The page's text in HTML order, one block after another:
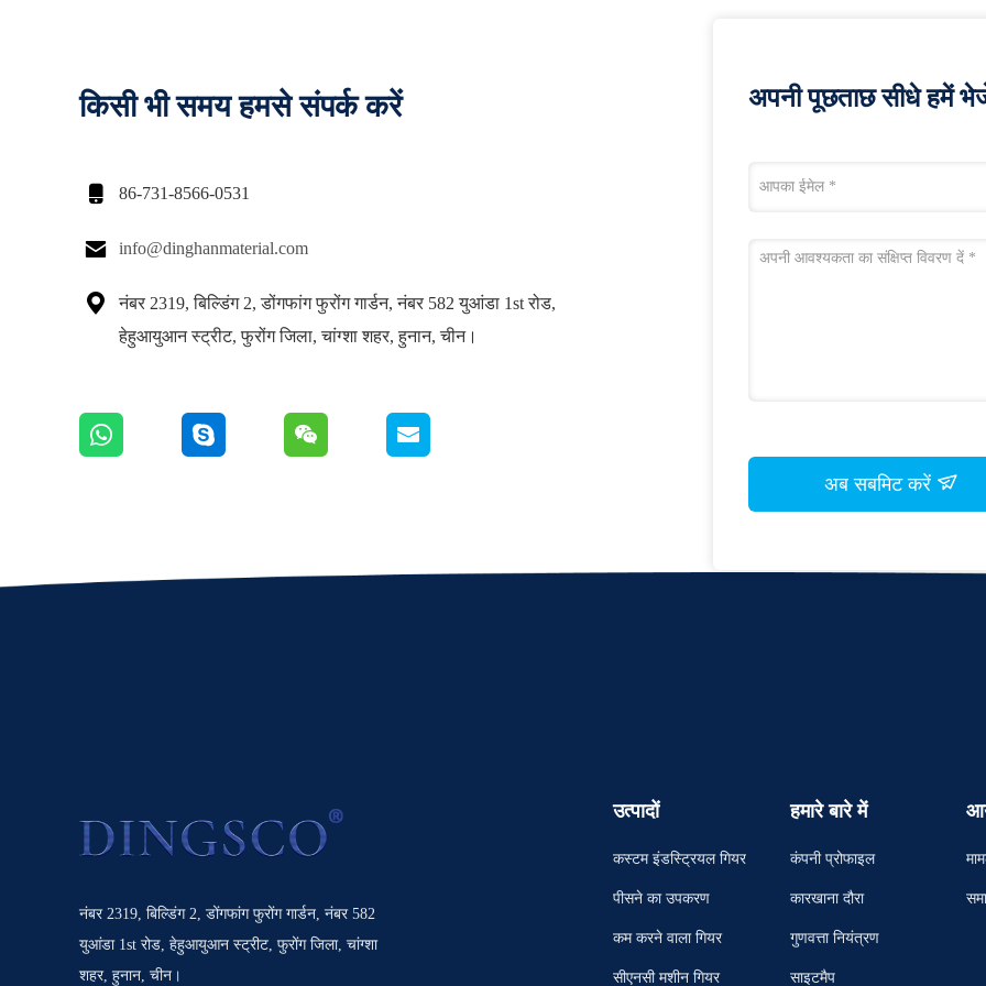
किसी भी समय हमसे संपर्क करें
 86-731-8566-0531
 info@dinghanmaterial.com

नंबर 2319, बिल्डिंग 2, डोंगफांग फुरोंग गार्डन, नंबर 582 युआंडा 1st रोड,
हेहुआयुआन स्ट्रीट, फुरोंग जिला, चांग्शा शहर, हुनान, चीन।
अपनी पूछताछ सीधे हमें
अब सबमिट करें
नंबर 2319, बिल्डिंग 2, डोंगफांग फुरोंग गार्डन, नंबर 582
युआंडा 1st रोड, हेहुआयुआन स्ट्रीट, फुरोंग जिला, चांग्शा
शहर, हुनान, चीन।
उत्पादों
कस्टम इंडस्ट्रियल गियर
पीसने का उपकरण
कम करने वाला गियर
सीएनसी मशीन गियर
हमारे बारे में
कंपनी प्रोफाइल
कारखाना दौरा
गुणवत्ता नियंत्रण
साइटमैप